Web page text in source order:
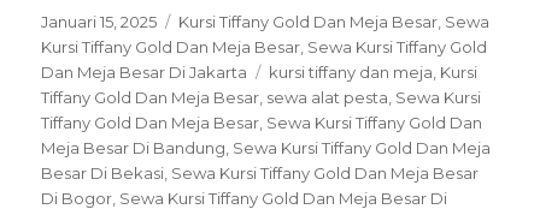
Posted
on
Januari 15, 2025 Categories
Kursi Tiffany Gold Dan Meja Besar Sewa
Kursi Tiffany Gold Dan Meja Besar Sewa Kursi Tiffany Gold
Dan Meja Besar Di Jakarta
Tags
kursi tiffany dan meja Kursi
Tiffany Gold Dan Meja Besar sewa alat pesta Sewa Kursi
Tiffany Gold Dan Meja Besar Sewa Kursi Tiffany Gold Dan
Meja Besar Di Bandung Sewa Kursi Tiffany Gold Dan Meja
Besar Di Bekasi Sewa Kursi Tiffany Gold Dan Meja Besar
Di Bogor Sewa Kursi Tiffany Gold Dan Meja Besar Di